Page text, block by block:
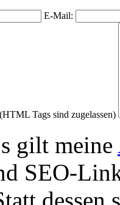
E-Mail:
Tags sind zugelassen)
gilt meine
SEO-
dessen